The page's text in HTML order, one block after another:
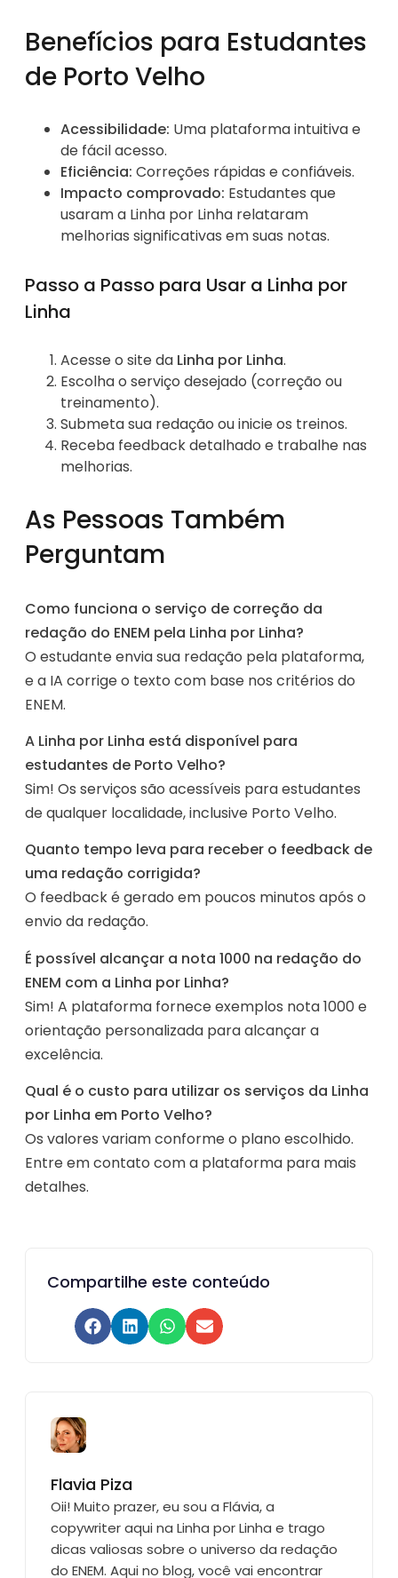
Benefícios para Estudantes
de Porto Velho
Acessibilidade: Uma plataforma intuitiva e
de fácil acesso.
Eficiência: Correções rápidas e confiáveis.
Impacto comprovado: Estudantes que
usaram a Linha por Linha relataram
melhorias significativas em suas notas.
Passo a Passo para Usar a Linha por
Linha
Acesse o site da Linha por Linha.
Escolha o serviço desejado (correção ou
treinamento).
Submeta sua redação ou inicie os treinos.
Receba feedback detalhado e trabalhe nas
melhorias.
As Pessoas Também
Perguntam
Como funciona o serviço de correção da
redação do ENEM pela Linha por Linha?
O estudante envia sua redação pela plataforma,
e a IA corrige o texto com base nos critérios do
ENEM.
A Linha por Linha está disponível para
estudantes de Porto Velho?
Sim! Os serviços são acessíveis para estudantes
de qualquer localidade, inclusive Porto Velho.
Quanto tempo leva para receber o feedback de
uma redação corrigida?
O feedback é gerado em poucos minutos após o
envio da redação.
É possível alcançar a nota 1000 na redação do
ENEM com a Linha por Linha?
Sim! A plataforma fornece exemplos nota 1000 e
orientação personalizada para alcançar a
excelência.
Qual é o custo para utilizar os serviços da Linha
por Linha em Porto Velho?
Os valores variam conforme o plano escolhido.
Entre em contato com a plataforma para mais
detalhes.
Compartilhe este conteúdo
Flavia Piza
Oii! Muito prazer, eu sou a Flávia, a
copywriter aqui na Linha por Linha e trago
dicas valiosas sobre o universo da redação
do ENEM. Aqui no blog, você vai encontrar